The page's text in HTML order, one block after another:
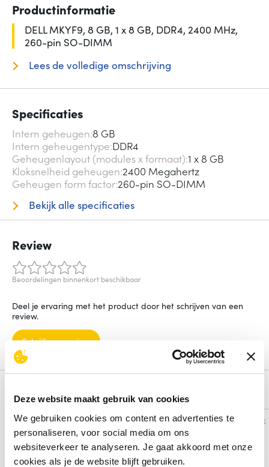
Deze website maakt gebruik van cookies
We gebruiken cookies om content en advertenties te
personaliseren, voor social media om ons
websiteverkeer te analyseren. Je gaat akkoord met onze
cookies als je de website blijft gebruiken.
Productinformatie
DELL MKYF9, 8 GB, 1 x 8 GB, DDR4, 2400 MHz,
260-pin SO-DIMM
Lees de volledige omschrijving
Specificaties
Intern geheugen 8 GB
Intern geheugentype DDR4
Geheugenlayout (modules x formaat) 1 x 8 GB
Kloksnelheid geheugen 2400 Megahertz
Geheugen form factor 260-pin SO-DIMM
Bekijk alle specificaties
Review
Beoordelingen binnenkort beschikbaar
Deel je ervaring met het product door het schrijven van een
review.
Schrijf een review
Alternatieven
Vergelijk Vergelijk